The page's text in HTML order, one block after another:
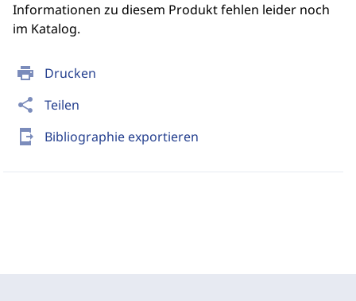
print Drucken
share Teilen
send_to_mobile Bibliographie exportieren
Informationen zu diesem Produkt fehlen leider noch
im Katalog.